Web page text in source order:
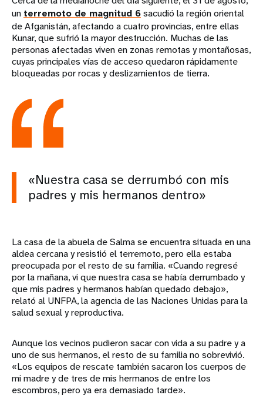
un terremoto de magnitud 6sacudió la región oriental
de Afganistán, afectando a cuatro provincias, entre ellas
Kunar, que sufrió la mayor destrucción. Muchas de las
personas afectadas viven en zonas remotas y montañosas,
cuyas principales vías de acceso quedaron rápidamente
bloqueadas por rocas y deslizamientos de tierra.
«Nuestra casa se derrumbó con mis
padres y mis hermanos dentro»
La casa de la abuela de Salma se encuentra situada en una
aldea cercana y resistió el terremoto, pero ella estaba
preocupada por el resto de su familia. «Cuando regresé
por la mañana, vi que nuestra casa se había derrumbado y
que mis padres y hermanos habían quedado debajo»,
relató al UNFPA, la agencia de las Naciones Unidas para la
salud sexual y reproductiva.
Aunque los vecinos pudieron sacar con vida a su padre y a
uno de sus hermanos, el resto de su familia no sobrevivió.
«Los equipos de rescate también sacaron los cuerpos de
mi madre y de tres de mis hermanos de entre los
escombros, pero ya era demasiado tarde».